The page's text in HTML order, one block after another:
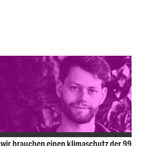
wir brauchen einen klimaschutz der 99